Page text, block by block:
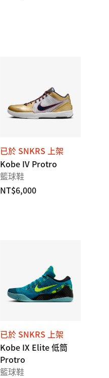
已於 SNKRS 上架
Kobe IV Protro
籃球鞋
NT$6,000
已於 SNKRS 上架
Kobe IX Elite 低筒
Protro
籃球鞋